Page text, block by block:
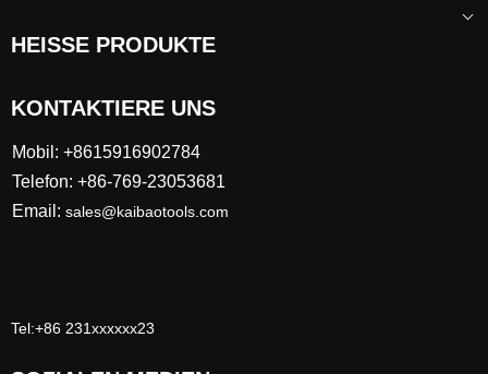
HEISSE PRODUKTE
KONTAKTIERE UNS
Mobil: +8615916902784
Telefon: +86-769-23053681
Email: sales@kaibaotools.com
Tel:+86 231xxxxxx23